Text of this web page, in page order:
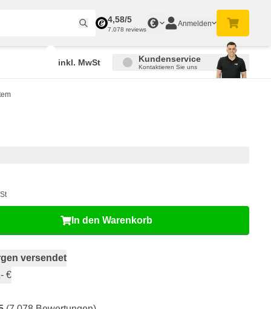
4,58/5
7.078 reviews
€ Anmelden
inkl. MwSt Kundenservice
Kontaktieren Sie uns
In den Warenkorb
versendet
€